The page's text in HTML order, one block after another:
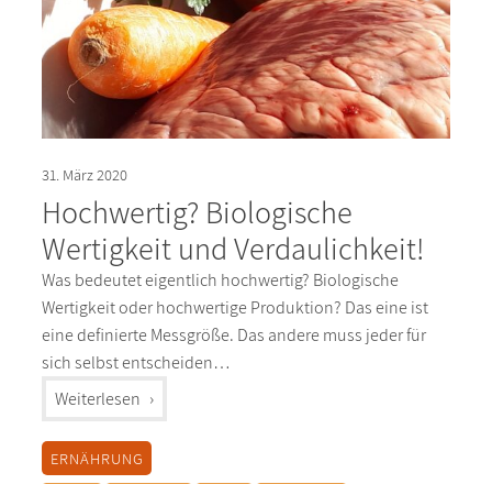
31. März 2020
Hochwertig? Biologische
Wertigkeit und Verdaulichkeit!
Was bedeutet eigentlich hochwertig? Biologische
Wertigkeit oder hochwertige Produktion? Das eine ist
eine definierte Messgröße. Das andere muss jeder für
sich selbst entscheiden…
Weiterlesen "%s"
ERNÄHRUNG